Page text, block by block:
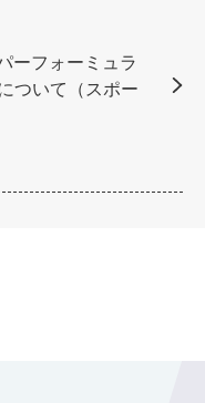
ーフォーミュラ
ついて（スポー